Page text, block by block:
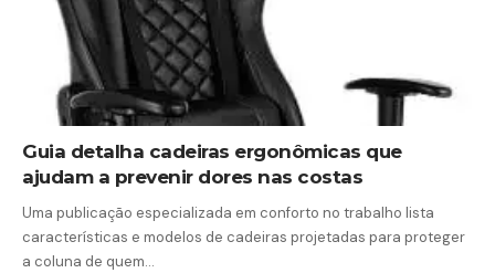
Guia detalha cadeiras ergonômicas que
ajudam a prevenir dores nas costas
Uma publicação especializada em conforto no trabalho lista
características e modelos de cadeiras projetadas para proteger
a coluna de quem…